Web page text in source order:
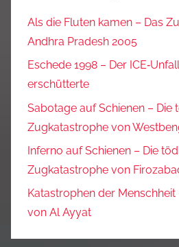
Als die Fluten kamen – Das
Andhra Pradesh 2005
Eschede 1998 – Der
erschütterte
Sabotage auf Schienen – Die
Zugkatastrophe von
Inferno auf Schienen – Die
Zugkatastrophe von
Katastrophen der
von Al Ayyat